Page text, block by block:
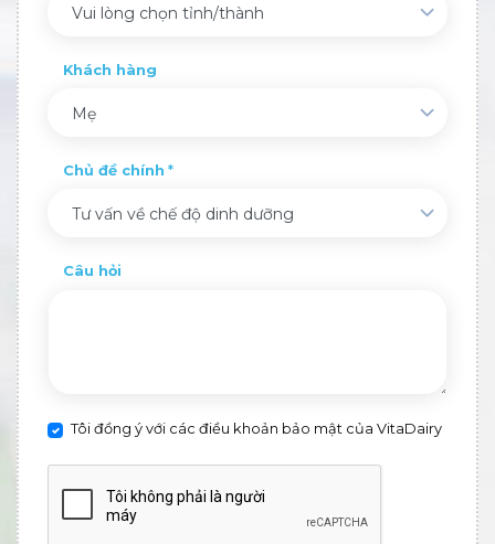
Vui lòng chọn tỉnh/thành
Khách hàng
Mẹ
Chủ đề chính
Tư vấn về chế độ dinh dưỡng
Câu hỏi
Tôi đồng ý với các điều khoản bảo mật của VitaDairy